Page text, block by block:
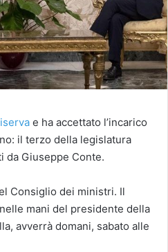
e ha accettato l’incarico
il terzo della legislatura
da Giuseppe Conte.
Consiglio dei ministri. Il
mani del presidente della
avverrà domani, sabato alle